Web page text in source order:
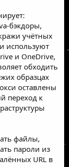
бэкдоры,
учётных
используют
и OneDrive,
обходить
образцах
оставлены
переход к
файлы,
пароли из
URL в